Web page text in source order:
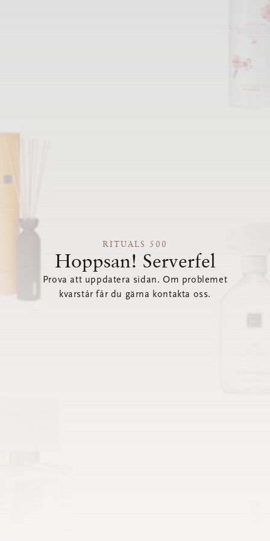
RITUALS 500
Hoppsan! Serverfel
Prova att uppdatera sidan. Om problemet
kvarstår får du gärna kontakta oss.